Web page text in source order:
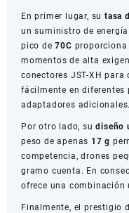
En primer lugar, su tasa
un suministro de
pico de70C proporciona
momentos de alta
conectores JST-XH para
fácilmente en diferentes
adaptadores adicionales.
Por otro lado, sudiseño
peso de apenas 17 g
competencia, drones
gramo cuenta. En
ofrece una
Finalmente, el prestigio